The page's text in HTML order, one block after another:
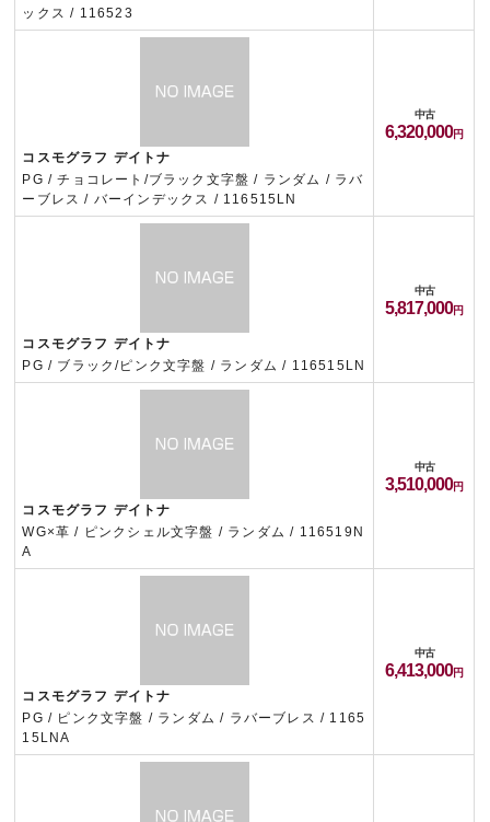
ックス / 116523
コスモグラフ デイトナ
PG / チョコレート/ブラック文字盤 / ランダム / ラバ
ーブレス / バーインデックス / 116515LN
中古
6,320,000
コスモグラフ デイトナ
PG / ブラック/ピンク文字盤 / ランダム / 116515LN
中古
5,817,000
コスモグラフ デイトナ
WG×革 / ピンクシェル文字盤 / ランダム / 116519N
A
中古
3,510,000
コスモグラフ デイトナ
PG / ピンク文字盤 / ランダム / ラバーブレス / 1165
15LNA
中古
6,413,000